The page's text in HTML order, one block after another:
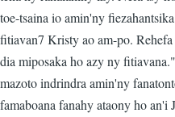
toe-tsaina io amin'ny
fitiavan7 Kristy ao am-po.
dia miposaka ho azy ny
mazoto indrindra amin'ny
famaboana fanahy ataony ho an'i